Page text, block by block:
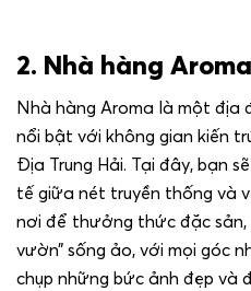
2. Nhà hàng Aroma
Nhà hàng Aroma là một địa
nổi bật với không gian kiến
Địa Trung Hải. Tại đây, bạn
tế giữa nét truyền thống và
nơi để thưởng thức đặc sản,
vườn” sống ảo, với mọi góc
chụp những bức ảnh đẹp và